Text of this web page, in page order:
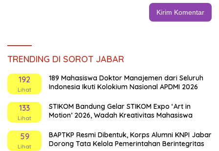
TRENDING DI SOROT JABAR
192
Lihat
189 Mahasiswa Doktor Manajemen dari Seluruh
Indonesia Ikuti Kolokium Nasional APDMI 2026
133
Lihat
STIKOM Bandung Gelar STIKOM Expo ‘Art in
Motion’ 2026, Wadah Kreativitas Mahasiswa
59
Lihat
BAPTKP Resmi Dibentuk, Korps Alumni KNPI Jabar
Dorong Tata Kelola Pemerintahan Berintegritas